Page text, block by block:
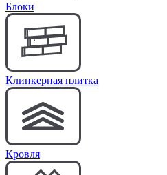
Блоки
Клинкерная плитка
Кровля